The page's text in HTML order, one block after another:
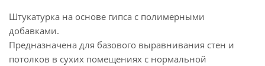
Штукатурка на основе гипса с полимерными
добавками.
Предназначена для базового выравнивания стен и
потолков в сухих помещениях с нормальной